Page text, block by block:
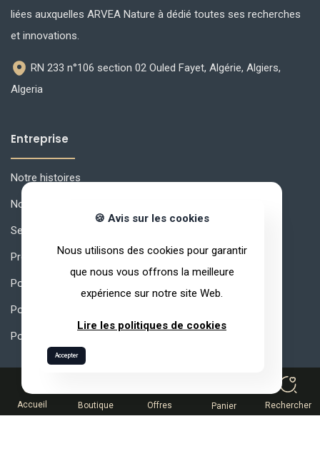
liées auxquelles ARVEA Nature à dédié toutes ses recherches
et innovations.
RN 233 n°106 section 02 Ouled Fayet, Algérie, Algiers,
Algeria
Entreprise
Notre histoires
Notre univers
Secrets de qualité
Produits
Pourquoi ARVEA Nature ?
Politique de confidentialité
Politique de qualité
Comment rejoindre ARVEA
🍪 Avis sur les cookies
Nous utilisons des cookies pour garantir
que nous vous offrons la meilleure
expérience sur notre site Web.
Lire les politiques de cookies
Accepter
Accueil Boutique Offres Panier Rechercher